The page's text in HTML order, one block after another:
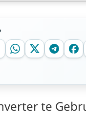
te